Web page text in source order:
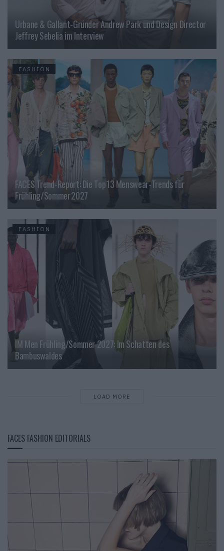
Urbane & Gallant-Gründer Andrew Park und Design Director
Jeffrey Sebelia im Interview
FASHION
FACES Trend-Report: Die Top 13 Menswear-Trends für
Frühling/Sommer 2027
FASHION
IM Men Frühling/Sommer 2027: Im Schatten des
Bambuswaldes
LOAD MORE
FACES FASHION EDITORIALS